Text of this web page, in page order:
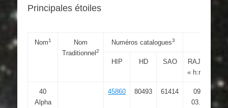
Principales étoiles
Nom1
Nom
Traditionnel 2
Numéros catalogues3
HIP HD SAO
RAJ2000
« h:m:s »
40
Alpha
45860 80493 61414
09 21
03.303